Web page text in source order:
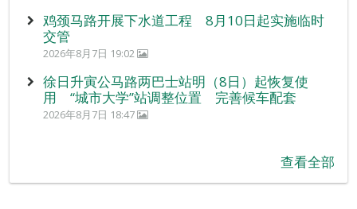
鸡颈马路开展下水道工程 8月10日起实施临时
交管
2026年8月7日 19:02
徐日升寅公马路两巴士站明（8日）起恢复使
用 “城市大学”站调整位置 完善候车配套
2026年8月7日 18:47
查看全部